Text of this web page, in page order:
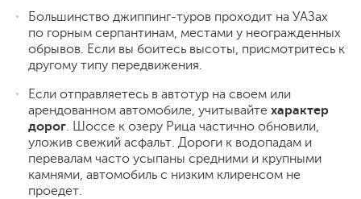
Большинство джиппинг-туров проходит на УАЗах
по горным серпантинам, местами у неогражденных
обрывов. Если вы боитесь высоты, присмотритесь к
другому типу передвижения.
Если отправляетесь в автотур на своем или
арендованном автомобиле, учитывайте характер
дорог. Шоссе к озеру Рица частично обновили,
уложив свежий асфальт. Дороги к водопадам и
перевалам часто усыпаны средними и крупными
камнями, автомобиль с низким клиренсом не
проедет.